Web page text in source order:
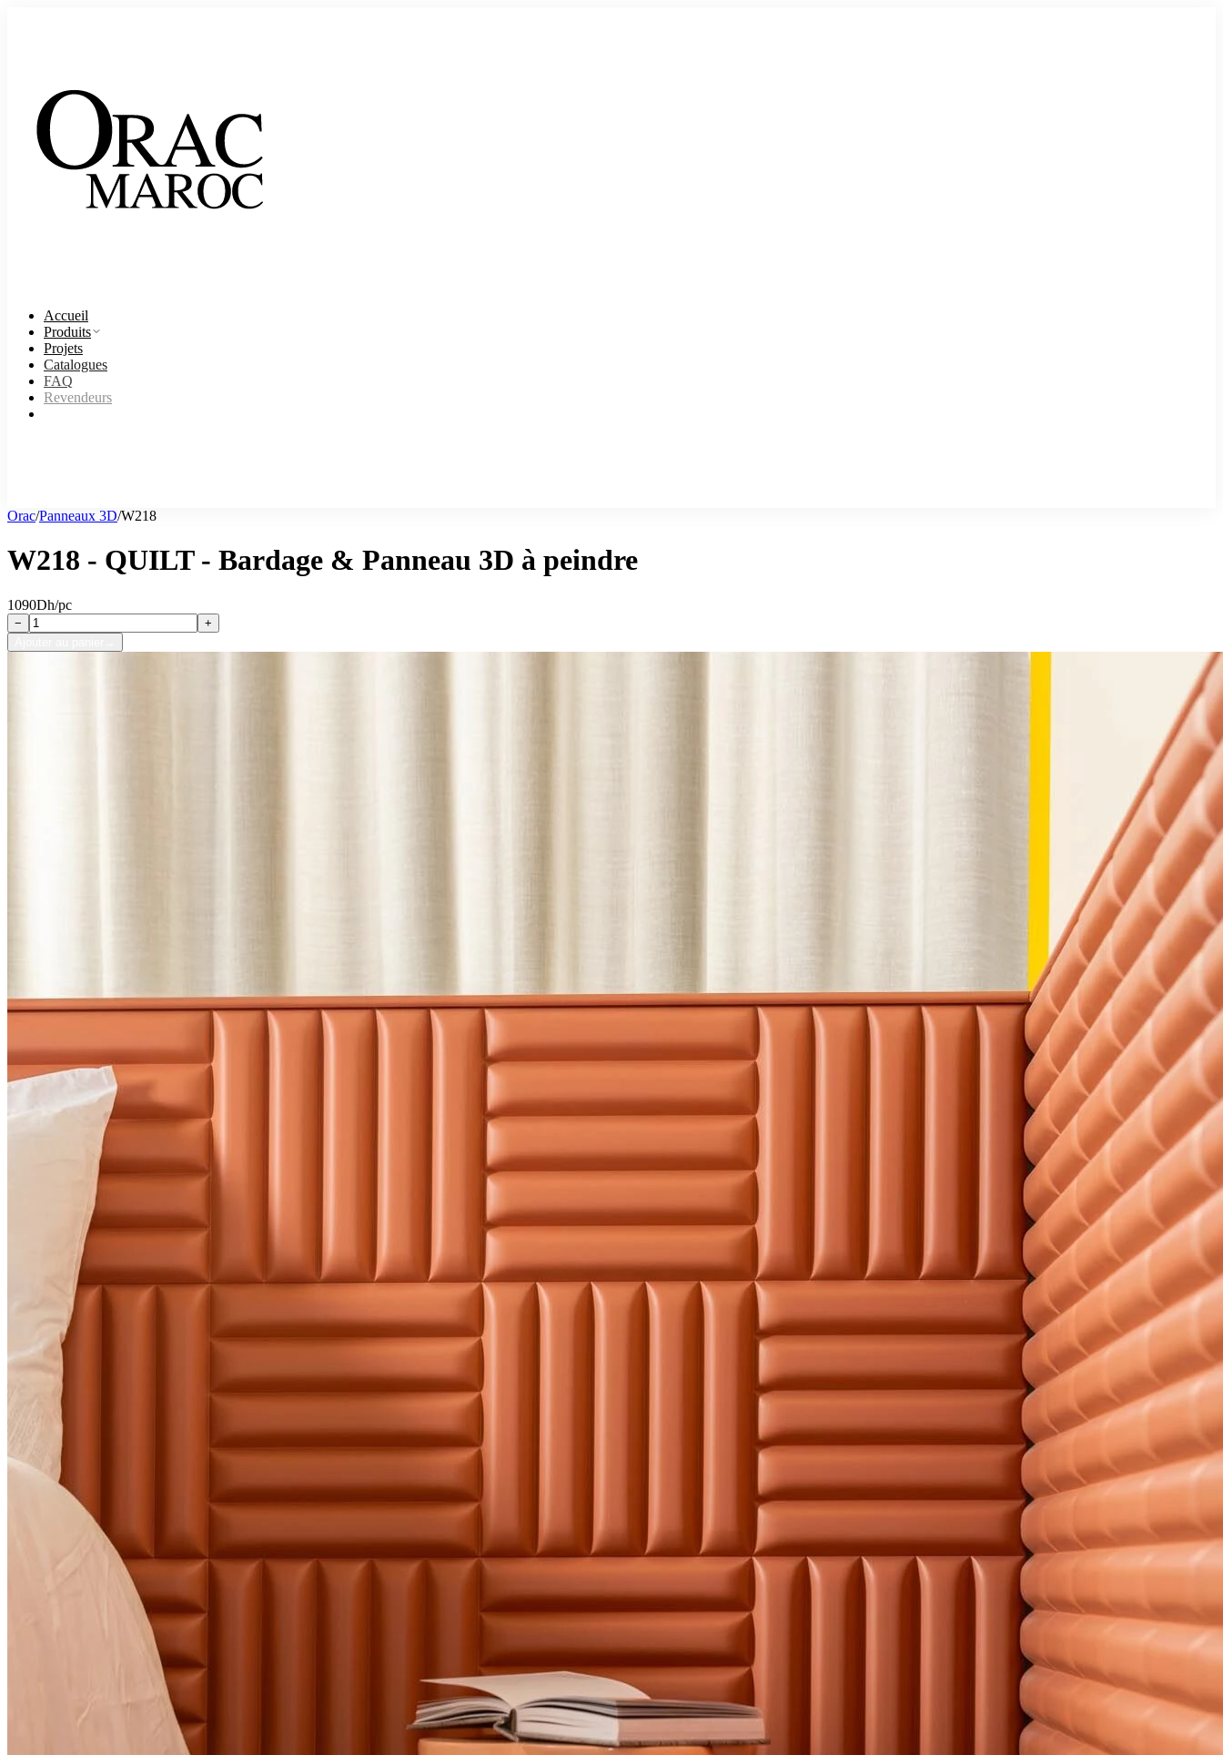
Accueil
Produits
Projets
Catalogues
FAQ
Revendeurs
Orac/Panneaux 3D/W218
W218 - QUILT - Bardage & Panneau 3D à peindre
1090Dh/pc
−
+